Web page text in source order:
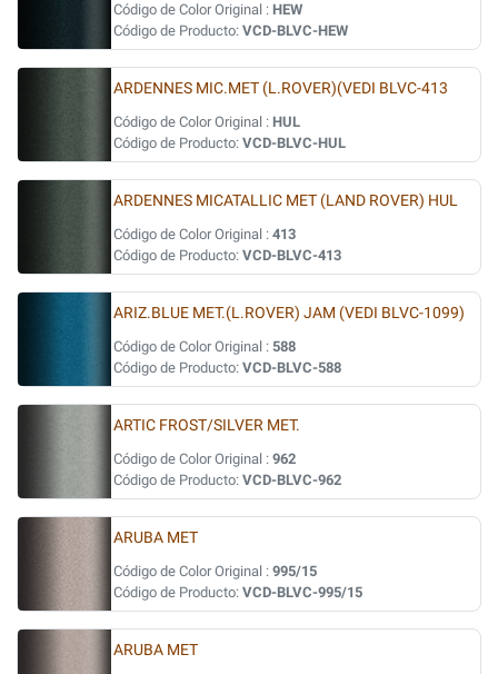
Código de Color Original : HEW
Código de Producto: VCD-BLVC-HEW
ARDENNES MIC.MET (L.ROVER)(VEDI BLVC-413
Código de Color Original : HUL
Código de Producto: VCD-BLVC-HUL
ARDENNES MICATALLIC MET (LAND ROVER) HUL
Código de Color Original : 413
Código de Producto: VCD-BLVC-413
ARIZ.BLUE MET.(L.ROVER) JAM (VEDI BLVC-1099)
Código de Color Original : 588
Código de Producto: VCD-BLVC-588
ARTIC FROST/SILVER MET.
Código de Color Original : 962
Código de Producto: VCD-BLVC-962
ARUBA MET
Código de Color Original : 995/15
Código de Producto: VCD-BLVC-995/15
ARUBA MET